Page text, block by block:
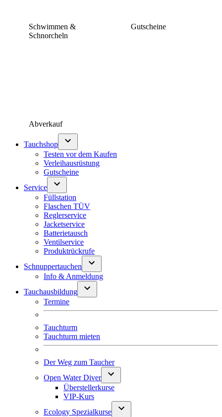
Schwimmen &
Schnorcheln
Gutscheine
Abverkauf
Tauchshop
Testen vor dem Kaufen
Verleihausrüstung
Gutscheine
Service
Füllstation
Flaschen TÜV
Reglerservice
Jacketservice
Batterietausch
Ventilservice
Produktrückrufe
Schnuppertauchen
Info & Anmeldung
Tauchausbildung
Termine
Tauchturm
Tauchturm mieten
Der Weg zum Taucher
Open Water Diver
Überstellerkurse
VIP-Kurs
Ecology Spezialkurse